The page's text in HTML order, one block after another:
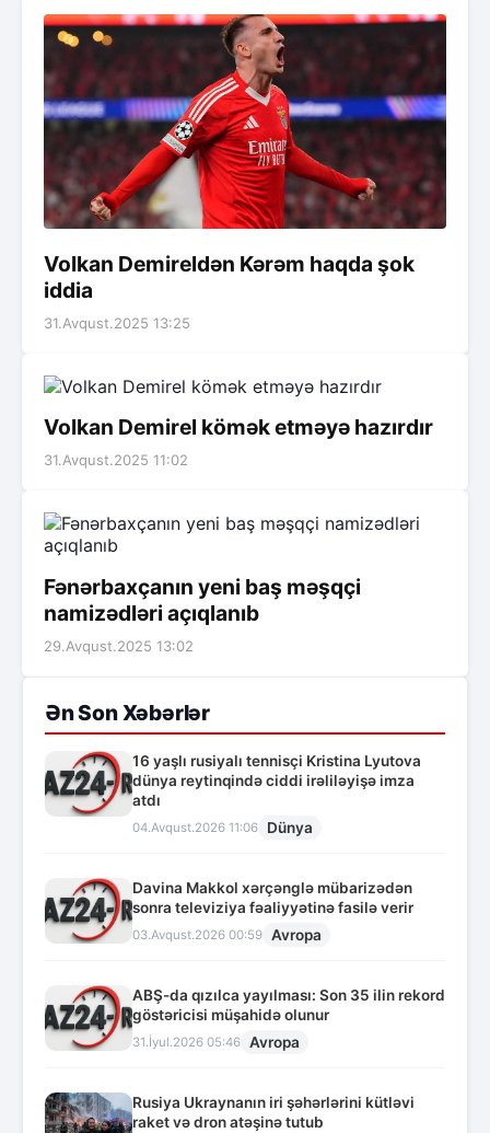
Volkan Demireldən Kərəm haqda şok
iddia
31.Avqust.2025 13:25
Volkan Demirel kömək etməyə hazırdır
31.Avqust.2025 11:02
Fənərbaxçanın yeni baş məşqçi
namizədləri açıqlanıb
29.Avqust.2025 13:02
Ən Son Xəbərlər
16 yaşlı rusiyalı tennisçi Kristina Lyutova
dünya reytinqində ciddi irəliləyişə imza
atdı
04.Avqust.2026 11:06 Dünya
Davina Makkol xərçənglə mübarizədən
sonra televiziya fəaliyyətinə fasilə verir
03.Avqust.2026 00:59 Avropa
ABŞ-da qızılca yayılması: Son 35 ilin rekord
göstəricisi müşahidə olunur
31.İyul.2026 05:46 Avropa
Rusiya Ukraynanın iri şəhərlərini kütləvi
raket və dron atəşinə tutub